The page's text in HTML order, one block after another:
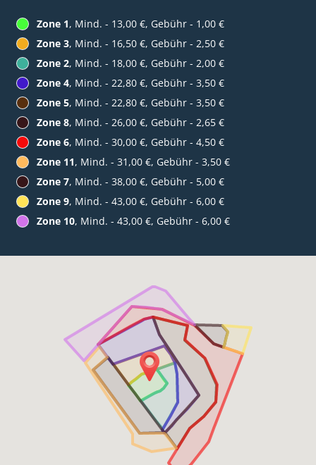
Zone 1, Mind. - 13,00 €, Gebühr - 1,00 €
Zone 3, Mind. - 16,50 €, Gebühr - 2,50 €
Zone 2, Mind. - 18,00 €, Gebühr - 2,00 €
Zone 4, Mind. - 22,80 €, Gebühr - 3,50 €
Zone 5, Mind. - 22,80 €, Gebühr - 3,50 €
Zone 8, Mind. - 26,00 €, Gebühr - 2,65 €
Zone 6, Mind. - 30,00 €, Gebühr - 4,50 €
Zone 11, Mind. - 31,00 €, Gebühr - 3,50 €
Zone 7, Mind. - 38,00 €, Gebühr - 5,00 €
Zone 9, Mind. - 43,00 €, Gebühr - 6,00 €
Zone 10, Mind. - 43,00 €, Gebühr - 6,00 €